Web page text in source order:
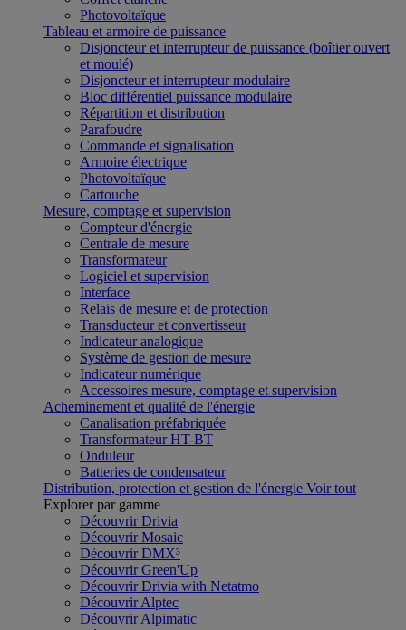
Photovoltaïque
Tableau et armoire de puissance
Disjoncteur et interrupteur de puissance (boîtier ouvert
et moulé)
Disjoncteur et interrupteur modulaire
Bloc différentiel puissance modulaire
Répartition et distribution
Parafoudre
Commande et signalisation
Armoire électrique
Photovoltaïque
Cartouche
Mesure, comptage et supervision
Compteur d'énergie
Centrale de mesure
Transformateur
Logiciel et supervision
Interface
Relais de mesure et de protection
Transducteur et convertisseur
Indicateur analogique
Système de gestion de mesure
Indicateur numérique
Accessoires mesure, comptage et supervision
Acheminement et qualité de l'énergie
Canalisation préfabriquée
Transformateur HT-BT
Onduleur
Batteries de condensateur
Distribution, protection et gestion de l'énergie Voir tout
Explorer par gamme
Découvrir Drivia
Découvrir Mosaic
Découvrir DMX³
Découvrir Green'Up
Découvrir Drivia with Netatmo
Découvrir Alptec
Découvrir Alpimatic